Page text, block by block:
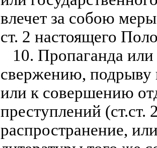
влечет за собою
ст. 2 настоящего
10. Пропаганда
свержению, подрыву
или к совершению
преступлений
распространение,